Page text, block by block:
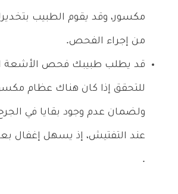
مكسور، وقد يقوم الطبيب
من إجراء الفحص.
قد يطلب طبيبك فحص الأشعة
للتحقق إذا كان هناك عظام
ولضمان عدم وجود بقايا في
عند التفتيش، إذ يسهل إغفال
.